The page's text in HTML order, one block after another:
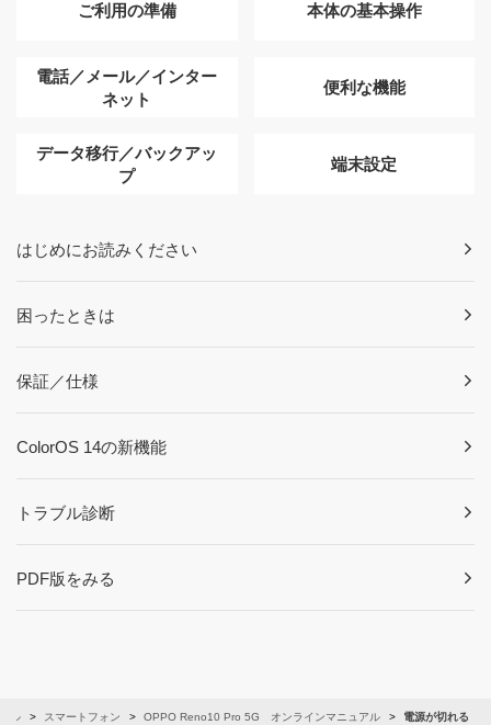
ご利用の準備 本体の基本操作
電話／メール／インター
ネット
便利な機能
データ移行／バックアッ
プ
端末設定
はじめにお読みください
困ったときは
保証／仕様
ColorOS 14の新機能
トラブル診断
PDF版をみる
ル スマートフォン OPPO Reno10 Pro 5G オンラインマニュアル 電源が切れる